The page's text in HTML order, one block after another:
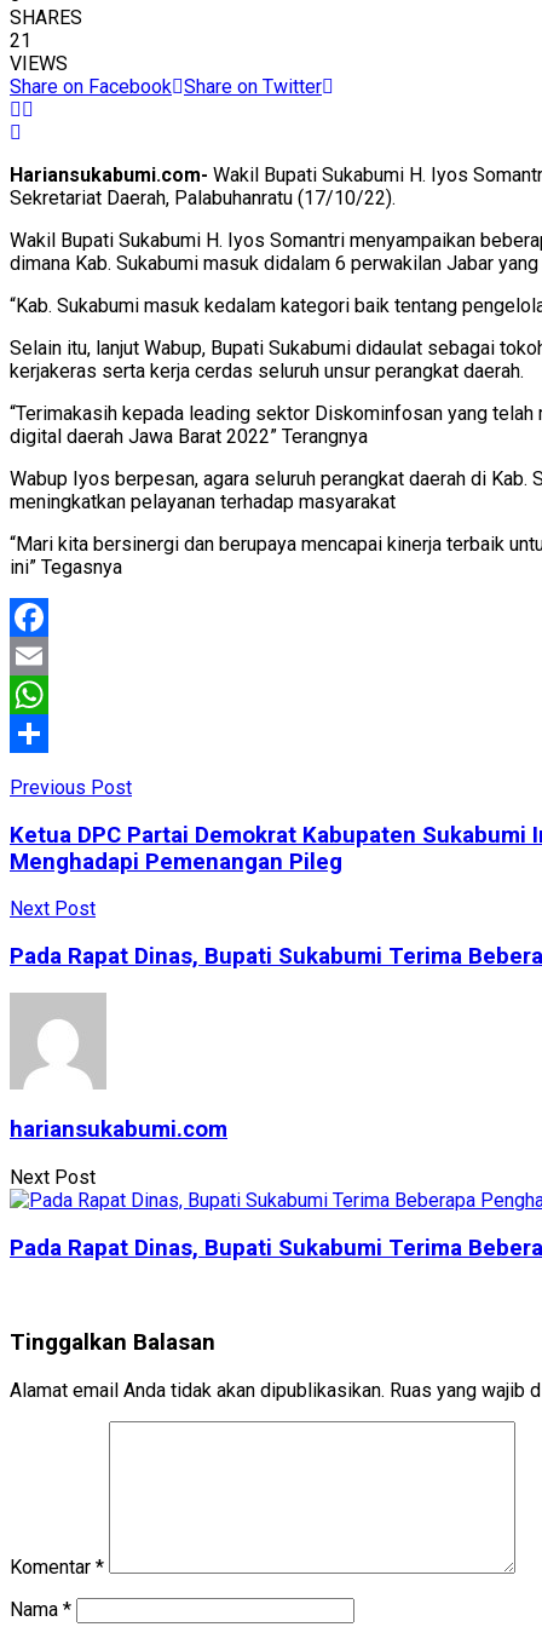
SHARES
21
VIEWS
Share on Facebook Share on Twitter
Hariansukabumi.com- Wakil Bupati Sukabumi H. Iyos
Sekretariat Daerah, Palabuhanratu (17/10/22).
Wakil Bupati Sukabumi H. Iyos Somantri menyampaikan
dimana Kab. Sukabumi masuk didalam 6 perwakilan Jabar
“Kab. Sukabumi masuk kedalam kategori baik tentang
Selain itu, lanjut Wabup, Bupati Sukabumi didaulat sebagai
kerjakeras serta kerja cerdas seluruh unsur perangkat daerah.
“Terimakasih kepada leading sektor Diskominfosan yang
digital daerah Jawa Barat 2022” Terangnya
Wabup Iyos berpesan, agara seluruh perangkat daerah di
meningkatkan pelayanan terhadap masyarakat
“Mari kita bersinergi dan berupaya mencapai kinerja terbaik
ini” Tegasnya
Facebook
Email
WhatsApp
Previous Post
Ketua DPC Partai Demokrat Kabupaten
Menghadapi Pemenangan Pileg
Next Post
Pada Rapat Dinas, Bupati Sukabumi Terima
hariansukabumi.com
Next Post
Pada Rapat Dinas, Bupati Sukabumi Terima
Tinggalkan Balasan
Alamat email Anda tidak akan dipublikasikan. Ruas yang wajib
Komentar *
Nama *